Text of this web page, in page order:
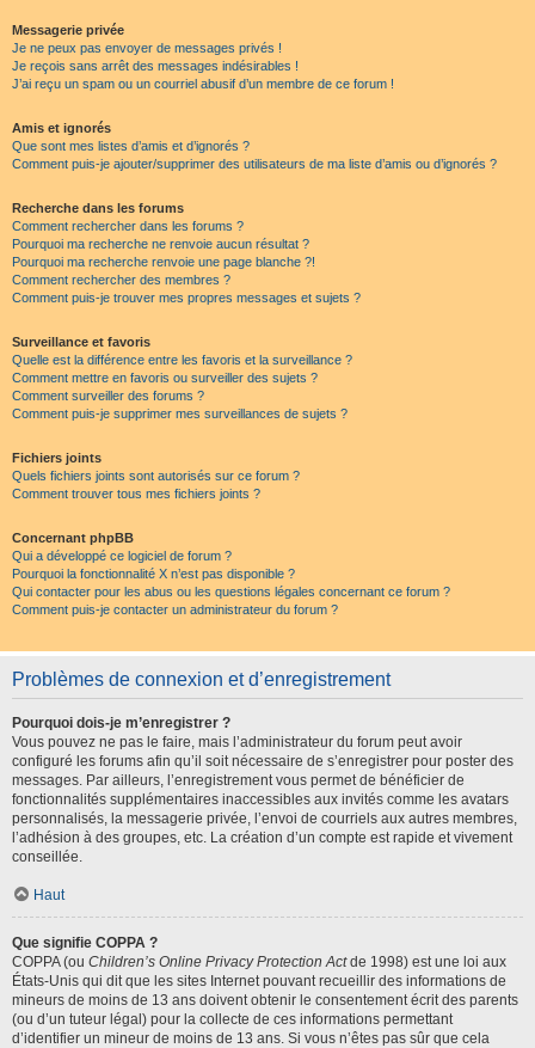
Messagerie privée
Je ne peux pas envoyer de messages privés !
Je reçois sans arrêt des messages indésirables !
J’ai reçu un spam ou un courriel abusif d’un membre de ce forum !
Amis et ignorés
Que sont mes listes d’amis et d’ignorés ?
Comment puis-je ajouter/supprimer des utilisateurs de ma liste d’amis ou d’ignorés ?
Recherche dans les forums
Comment rechercher dans les forums ?
Pourquoi ma recherche ne renvoie aucun résultat ?
Pourquoi ma recherche renvoie une page blanche ?!
Comment rechercher des membres ?
Comment puis-je trouver mes propres messages et sujets ?
Surveillance et favoris
Quelle est la différence entre les favoris et la surveillance ?
Comment mettre en favoris ou surveiller des sujets ?
Comment surveiller des forums ?
Comment puis-je supprimer mes surveillances de sujets ?
Fichiers joints
Quels fichiers joints sont autorisés sur ce forum ?
Comment trouver tous mes fichiers joints ?
Concernant phpBB
Qui a développé ce logiciel de forum ?
Pourquoi la fonctionnalité X n’est pas disponible ?
Qui contacter pour les abus ou les questions légales concernant ce forum ?
Comment puis-je contacter un administrateur du forum ?
Problèmes de connexion et d’enregistrement
Pourquoi dois-je m’enregistrer ?
Vous pouvez ne pas le faire, mais l’administrateur du forum peut avoir
configuré les forums afin qu’il soit nécessaire de s’enregistrer pour poster des
messages. Par ailleurs, l’enregistrement vous permet de bénéficier de
fonctionnalités supplémentaires inaccessibles aux invités comme les avatars
personnalisés, la messagerie privée, l’envoi de courriels aux autres membres,
l’adhésion à des groupes, etc. La création d’un compte est rapide et vivement
conseillée.
Haut
Que signifie COPPA ?
COPPA (ou Children’s Online Privacy Protection Actde 1998) est une loi aux
États-Unis qui dit que les sites Internet pouvant recueillir des informations de
mineurs de moins de 13 ans doivent obtenir le consentement écrit des parents
(ou d’un tuteur légal) pour la collecte de ces informations permettant
d’identifier un mineur de moins de 13 ans. Si vous n’êtes pas sûr que cela